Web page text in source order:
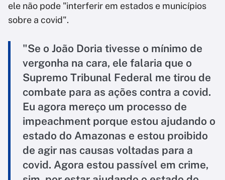
ele não pode "interferir em estados e municípios
sobre a covid".
"Se o João Doria tivesse o mínimo de
vergonha na cara, ele falaria que o
Supremo Tribunal Federal me tirou de
combate para as ações contra a covid.
Eu agora mereço um processo de
impeachment porque estou ajudando o
estado do Amazonas e estou proibido
de agir nas causas voltadas para a
covid. Agora estou passível em crime,